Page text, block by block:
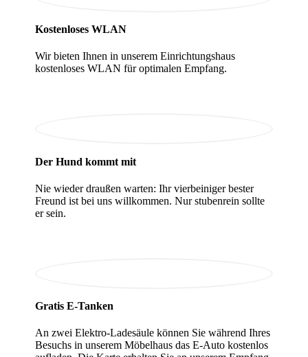
Kostenloses WLAN
Wir bieten Ihnen in unserem Einrichtungshaus
kostenloses WLAN für optimalen Empfang.
Der Hund kommt mit
Nie wieder draußen warten: Ihr vierbeiniger bester
Freund ist bei uns willkommen. Nur stubenrein sollte
er sein.
Gratis E-Tanken
An zwei Elektro-Ladesäule können Sie während Ihres
Besuchs in unserem Möbelhaus das E-Auto kostenlos